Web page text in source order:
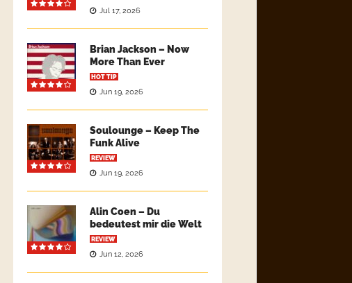
Jul 17, 2026
Brian Jackson – Now
More Than Ever
HOT TIP
Jun 19, 2026
Soulounge – Keep The
Funk Alive
REVIEW
Jun 19, 2026
Alin Coen – Du
bedeutest mir die Welt
REVIEW
Jun 12, 2026